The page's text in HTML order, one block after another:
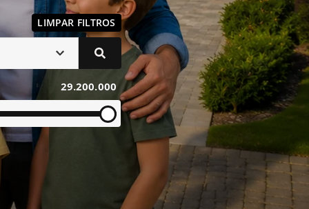
LIMPAR FILTROS
29.200.000